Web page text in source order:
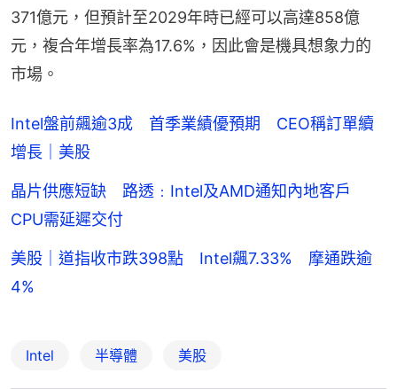
371億元，但預計至2029年時已經可以高達858億
元，複合年增長率為17.6%，因此會是機具想象力的
市場。
Intel盤前飆逾3成 首季業績優預期 CEO稱訂單續
增長｜美股
晶片供應短缺 路透﹕Intel及AMD通知內地客戶
CPU需延遲交付
美股｜道指收市跌398點 Intel飆7.33% 摩通跌逾
4%
Intel 半導體 美股